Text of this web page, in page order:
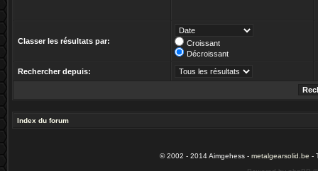
Classer les résultats par:
Croissant
Décroissant
Rechercher depuis:
Index du forum
© 2002 - 2014 Aimgehess - metalgearsolid.be -